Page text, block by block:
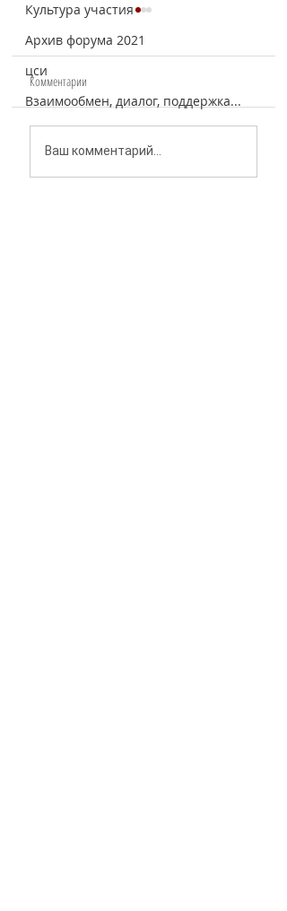
Культура участия
Архив форума 2021
цси
Взаимообмен, диалог, поддержка...
Онлайн-встреча с командой
проекта "Музейный
разговорник"
Комментарии
Ваш комментарий...